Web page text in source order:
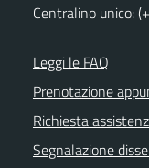
Centralino unico:
Leggi le FAQ
Prenotazione
Richiesta
Segnalazione